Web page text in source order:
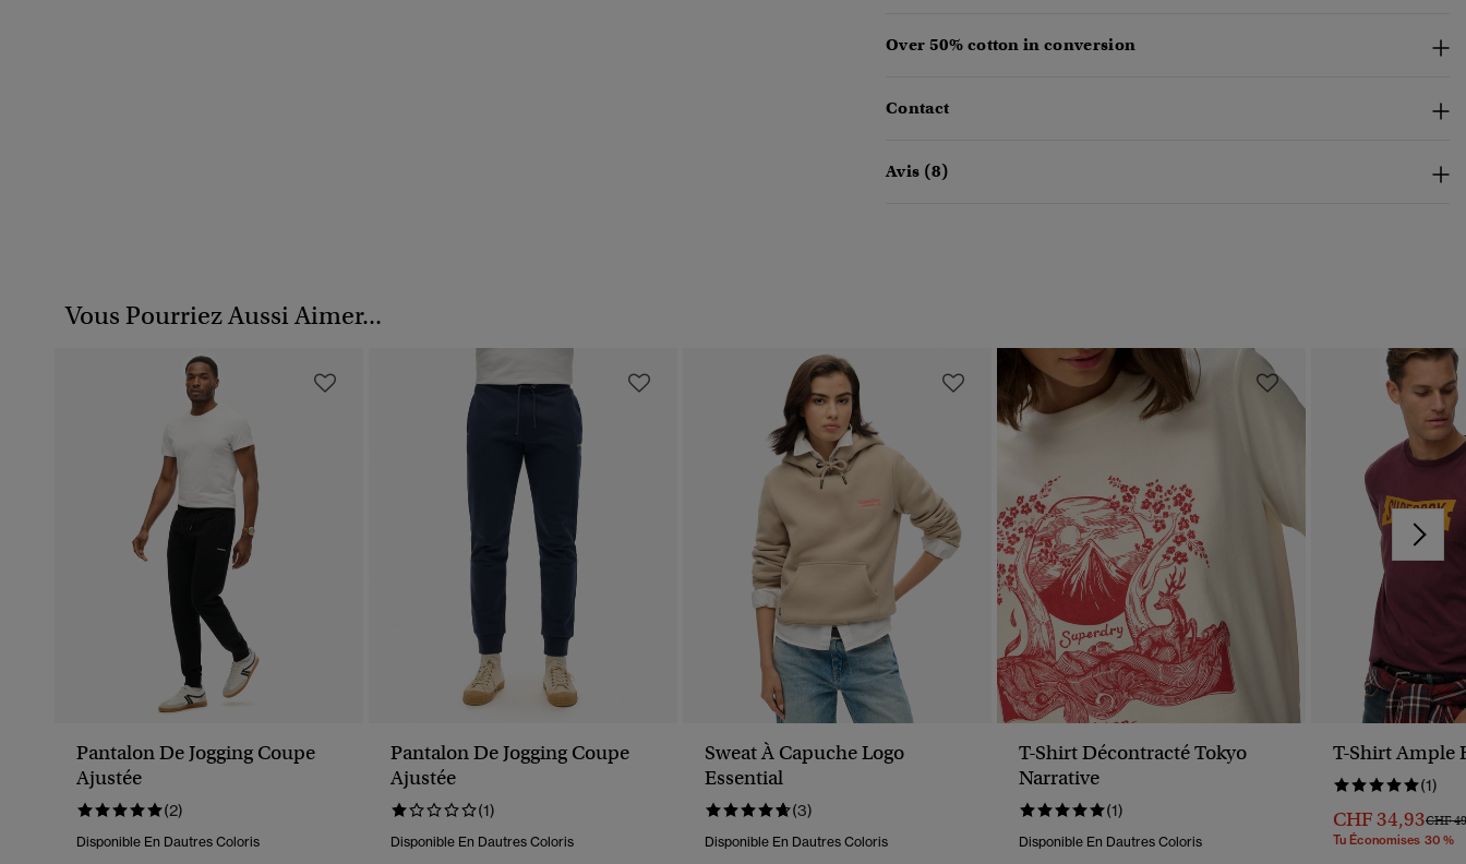
Over 50% cotton in conversion
Contact
Avis (8)
Vous Pourriez Aussi Aimer...
Pantalon De Jogging Coupe
Ajustée
(2)
Disponible En Dautres Coloris
Pantalon De Jogging Coupe
Ajustée
(1)
Disponible En Dautres Coloris
Sweat À Capuche Logo
Essential
(3)
Disponible En Dautres Coloris
T-Shirt Décontracté Tokyo
Narrative
(1)
Disponible En Dautres Coloris
T-Shirt Ample
(1)
CHF 34,93Prix
CHF
Tu Économises 30 %